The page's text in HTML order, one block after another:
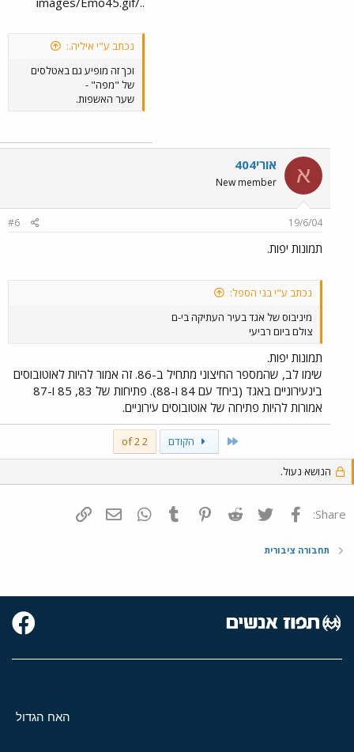
נכתב ע"י איליה.:
וכך זה מופיע גם באטלסים
של "מפה" -
שער האשפות.
א אורי404
New member
19/6/04
#6
תמונות יפות.
נכתב ע"י בני הספל:
מיניבוס של אגד בעיר העתיקה בי-ם
צולם ביום רביעי
תמונות יפות.
שימו לב, שהמספר החיצוני מתחיל ב-86. זה אמור להיות לאוטובוסים
בינעירוניים באגד (ביחד עם 84 ו-88). פתיחות של 83, 85 ו-87
אמורות להיות פתיחה של אוטובוסים עירוניים.
First הקודם 2 of 2
הנושא נעול.
Share: פייסבוק Twitter
Reddit
Pinterest
Tumblr
WhatsAppדואר אלקטרוני
תחבורה ציבורית
האח הגדול